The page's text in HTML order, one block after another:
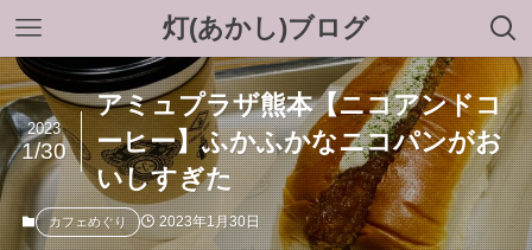
灯(あかし)ブログ
アミュプラザ熊本【ニコアンドコ
ーヒー】ふかふかなニコパンがお
いしすぎた
2023
1/30
カフェめぐり 2023年1月30日